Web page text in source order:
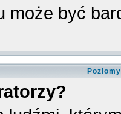
może być